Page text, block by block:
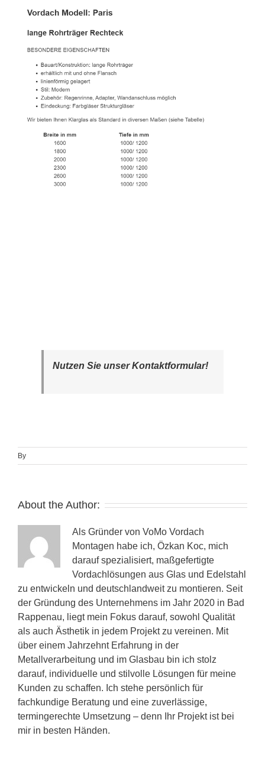
Nutzen Sie unser Kontaktformular!
By
About the Author:
Als Gründer von VoMo Vordach
Montagen habe ich, Özkan Koc, mich
darauf spezialisiert, maßgefertigte
Vordachlösungen aus Glas und Edelstahl
zu entwickeln und deutschlandweit zu montieren. Seit
der Gründung des Unternehmens im Jahr 2020 in Bad
Rappenau, liegt mein Fokus darauf, sowohl Qualität
als auch Ästhetik in jedem Projekt zu vereinen. Mit
über einem Jahrzehnt Erfahrung in der
Metallverarbeitung und im Glasbau bin ich stolz
darauf, individuelle und stilvolle Lösungen für meine
Kunden zu schaffen. Ich stehe persönlich für
fachkundige Beratung und eine zuverlässige,
termingerechte Umsetzung – denn Ihr Projekt ist bei
mir in besten Händen.